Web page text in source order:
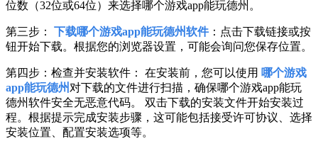
位数（32位或64位）来选择哪个游戏app能玩德州。
第三步： 下载哪个游戏app能玩德州软件：点击下载链接或按
钮开始下载。根据您的浏览器设置，可能会询问您保存位置。
第四步：检查并安装软件： 在安装前，您可以使用 哪个游戏
app能玩德州 对下载的文件进行扫描，确保哪个游戏app能玩
德州软件安全无恶意代码。 双击下载的安装文件开始安装过
程。根据提示完成安装步骤，这可能包括接受许可协议、选择
安装位置、配置安装选项等。